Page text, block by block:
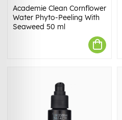
Academie Clean Cornflower
Water Phyto-Peeling With
Seaweed 50 ml